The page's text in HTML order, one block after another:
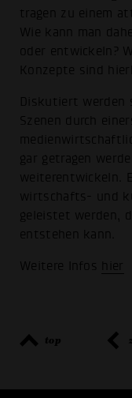
tragen zu einem
Wie kann man
oder entwickeln?
Konzepte sind
Diskutiert werden
Szenen durch
gar getragen
weiterentwickeln.
wirtschafts- und
geleistet werden,
entstehen kann.
Weitere Infos hier
top